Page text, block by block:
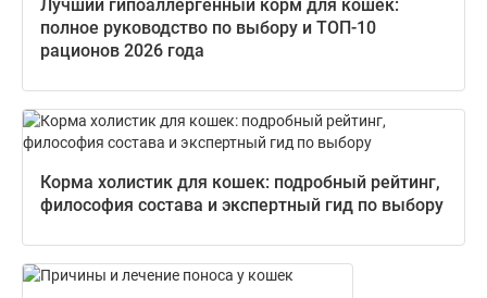
Лучший гипоаллергенный корм для кошек:
полное руководство по выбору и ТОП-10
рационов 2026 года
Корма холистик для кошек: подробный рейтинг,
философия состава и экспертный гид по выбору